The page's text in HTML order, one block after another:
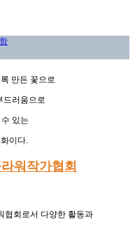
만든 꽃으로
드러움으로
있는
이다.
워작가협회
협회로서 다양한 활동과